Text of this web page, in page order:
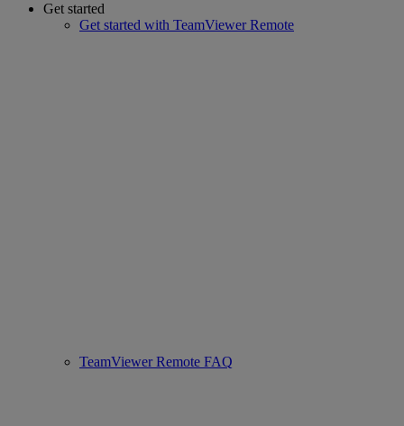
Get started
Get started with TeamViewer Remote
TeamViewer Remote FAQ